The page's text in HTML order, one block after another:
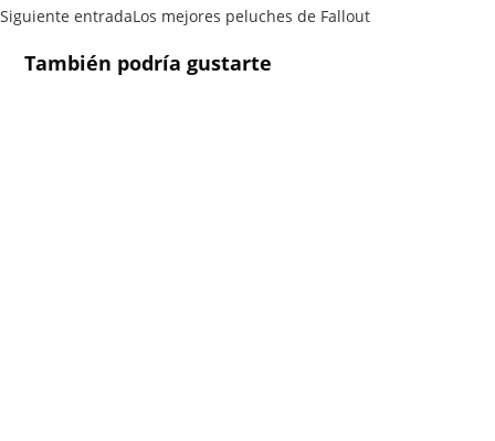
Siguiente entradaLos mejores peluches de Fallout
También podría gustarte